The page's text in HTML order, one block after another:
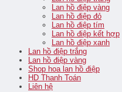
Lan hồ điệp vàng
Lan hồ điệp đỏ
Lan hồ điệp tím
Lan hồ điệp kết hợp
Lan hồ điệp xanh
Lan hồ điệp trắng
Lan hồ điệp vàng
Shop hoa lan hồ điệp
HD Thanh Toán
Liên hệ